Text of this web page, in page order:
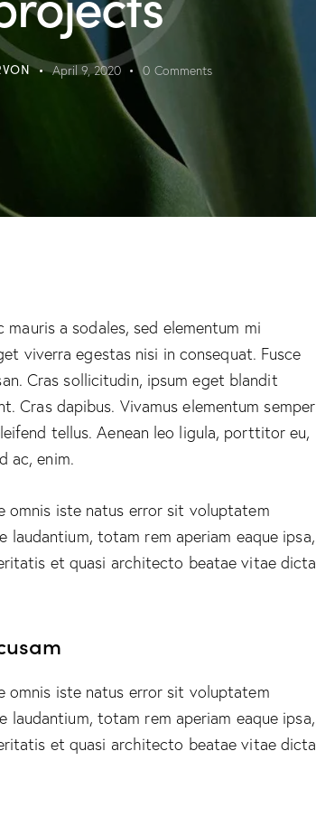
April 9, 2020 0 Comments
mauris a sodales, sed elementum mi
viverra egestas nisi in consequat. Fusce
Cras sollicitudin, ipsum eget blandit
Cras dapibus. Vivamus elementum semper
tellus. Aenean leo ligula, porttitor eu,
ac, enim.
omnis iste natus error sit voluptatem
laudantium, totam rem aperiam eaque ipsa,
et quasi architecto beatae vitae dicta
omnis iste natus error sit voluptatem
laudantium, totam rem aperiam eaque ipsa,
et quasi architecto beatae vitae dicta